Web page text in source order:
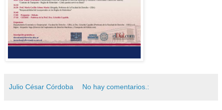
Julio César Córdoba No hay comentarios.: